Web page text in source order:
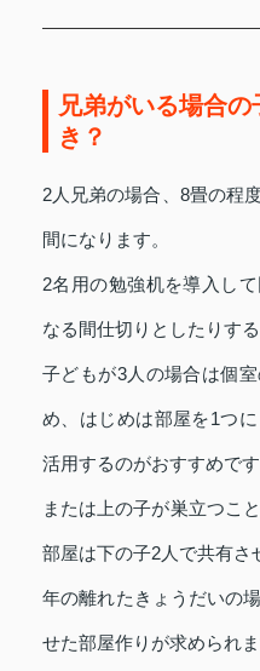
兄弟がいる場合
き？
2人兄弟の場合、8畳の程
間になります。
2名用の勉強机を導入し
なる間仕切りとしたりす
子どもが3人の場合は個
め、はじめは部屋を1つ
活用するのがおすすめです
または上の子が巣立つこ
部屋は下の子2人で共有さ
年の離れたきょうだいの
せた部屋作りが求められま